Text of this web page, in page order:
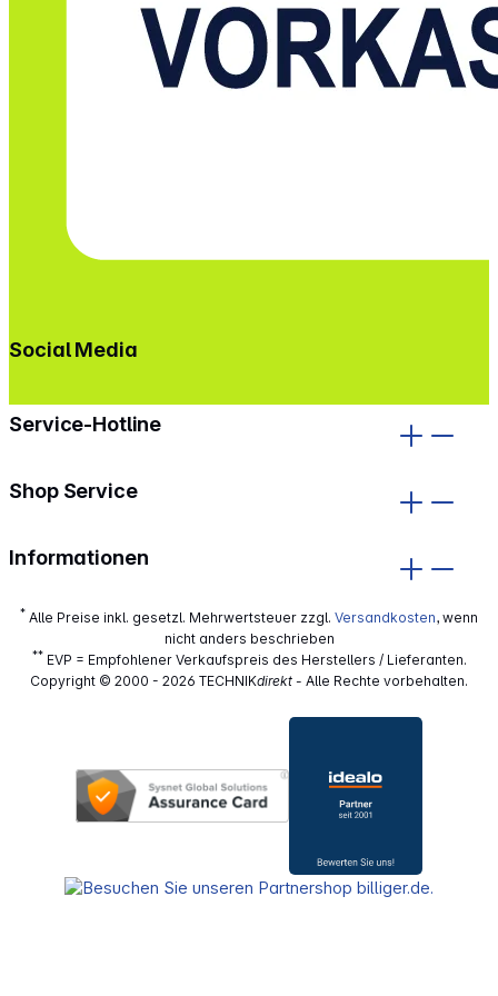
Service-Hotline
Shop Service
Informationen
Social Media
* Alle Preise inkl. gesetzl. Mehrwertsteuer zzgl. Versandkosten, wenn
nicht anders beschrieben
**EVP = Empfohlener Verkaufspreis des Herstellers / Lieferanten.
Copyright © 2000 - 2026 TECHNIKdirekt - Alle Rechte vorbehalten.